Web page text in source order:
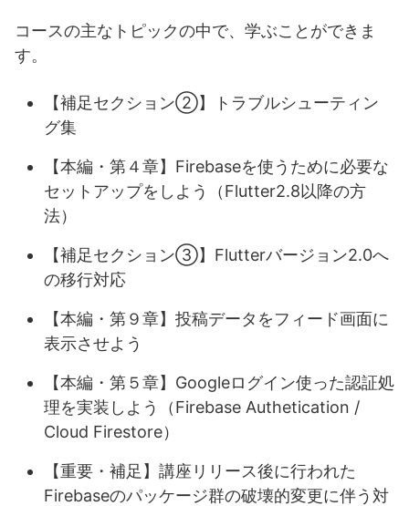
コースの主なトピックの中で、学ぶことができま
す。
【補足セクション②】トラブルシューティン
グ集
【本編・第４章】Firebaseを使うために必要な
セットアップをしよう（Flutter2.8以降の方
法）
【補足セクション③】Flutterバージョン2.0へ
の移行対応
【本編・第９章】投稿データをフィード画面に
表示させよう
【本編・第５章】Googleログイン使った認証処
理を実装しよう（Firebase Authetication /
Cloud Firestore）
【重要・補足】講座リリース後に行われた
Firebaseのパッケージ群の破壊的変更に伴う対